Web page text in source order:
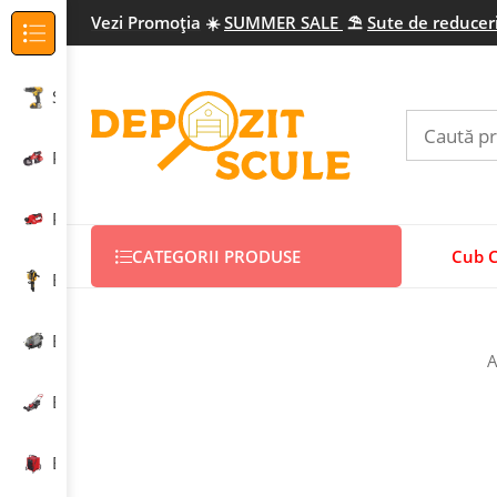
Vezi Promoția ☀️SUMMER SALE ⛱️ Sute de
CATEGORII PRODUSE Cub
Categorii Produse
Scule electrice profesionale
Prelucrarea metalului
Prelucrarea lemnului
Echipamente construcții
Echipamente curățenie
Echipamente grădinărit
Echipamente încălzire